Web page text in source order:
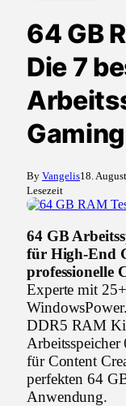
64 GB
Die 7
By Vangelis18.
Lesezeit
64 GB
für High-End
professionelle
Experte mit
DDR5 RAM
für Content
perfekten 64
Anwendung.